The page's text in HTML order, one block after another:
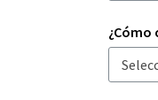
¿Cómo